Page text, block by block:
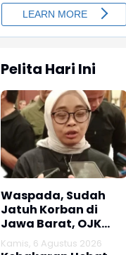
Pelita Hari Ini
Waspada, Sudah
Jatuh Korban di
Jawa Barat, OJK
dan Polisi Ungkap
Dugaan Penipuan
Kamis, 6 Agustus 2026